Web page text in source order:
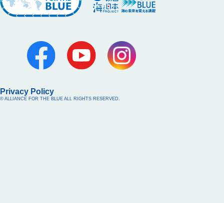
© ALLIANCE FOR THE BLUE ALL RIGHTS RESERVED.
Privacy Policy